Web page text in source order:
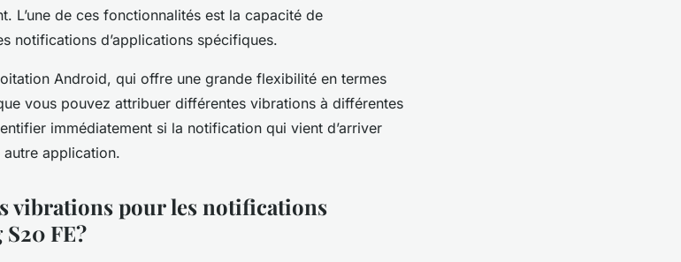
L’une de ces fonctionnalités est la capacité de
notifications d’applications spécifiques.
Android, qui offre une grande flexibilité en termes
vous pouvez attribuer différentes vibrations à différentes
immédiatement si la notification qui vient d’arriver
application.
vibrations pour les notifications
FE?